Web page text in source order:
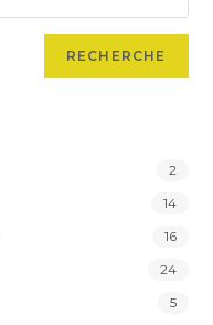
RECHERCHE
2
14
16
24
5